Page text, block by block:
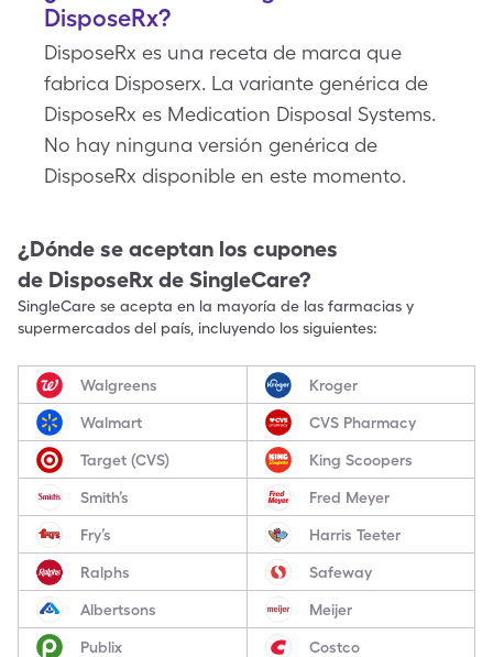
DisposeRx?
DisposeRx es una receta de marca que
fabrica Disposerx. La variante genérica de
DisposeRx es Medication Disposal Systems.
No hay ninguna versión genérica de
DisposeRx disponible en este momento.
¿Dónde se aceptan los cupones
de DisposeRx de SingleCare?
SingleCare se acepta en la mayoría de las farmacias y
supermercados del país, incluyendo los siguientes:
Walgreens Kroger
Walmart CVS Pharmacy
Target (CVS) King Scoopers
Smith’s Fred Meyer
Fry’s Harris Teeter
Ralphs Safeway
Albertsons Meijer
Publix Costco